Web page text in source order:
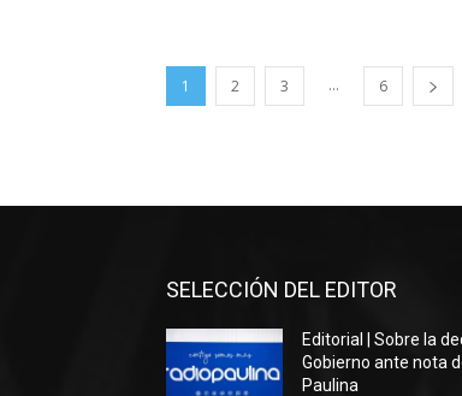
1 2 3 ... 6
SELECCIÓN DEL EDITOR
Editorial | Sobre la
Gobierno ante nota
Paulina